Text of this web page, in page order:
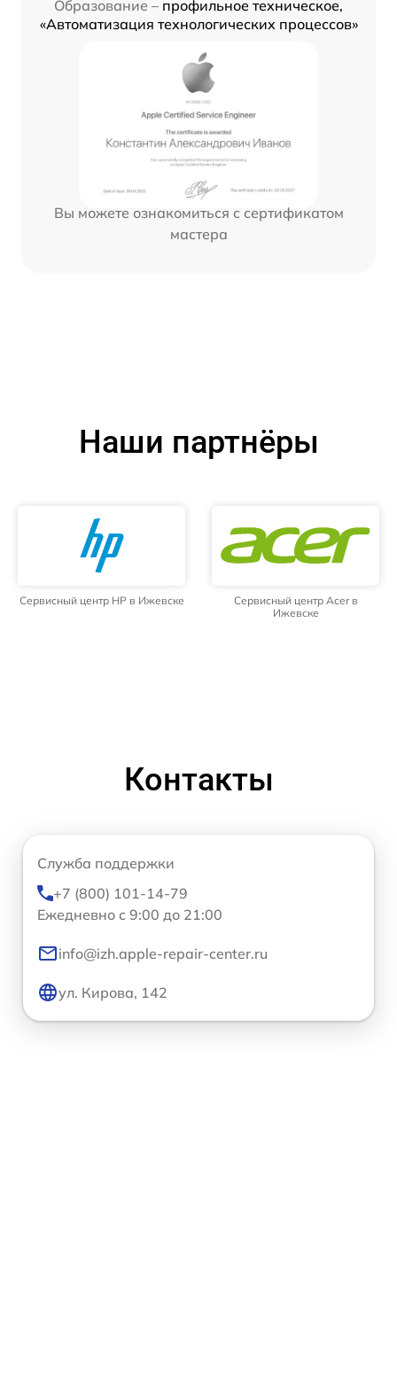
Образование – профильное техническое,
«Автоматизация технологических процессов»
Вы можете ознакомиться с сертификатом
мастера
Наши партнёры
Сервисный центр HP в Ижевске
Сервисный центр Acer в
Ижевске
Контакты
Служба поддержки
+7 (800) 101-14-79
Ежедневно с 9:00 до 21:00
info@izh.apple-repair-center.ru
ул. Кирова, 142